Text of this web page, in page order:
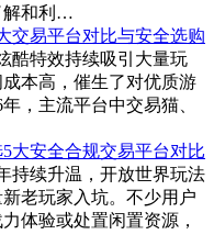
解和利…
交易平台对比与安全选购
酷特效持续吸引大量玩
本高，催生了对优质游
，主流平台中交易猫、
大安全合规交易平台对比
持续升温，开放世界玩法
老玩家入坑。不少用户
体验或处置闲置资源，